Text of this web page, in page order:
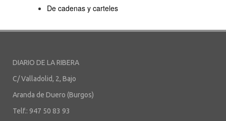
De cadenas y carteles
DIARIO DE LA RIBERA
C/ Valladolid, 2, Bajo
Aranda de Duero (Burgos)
Telf.: 947 50 83 93